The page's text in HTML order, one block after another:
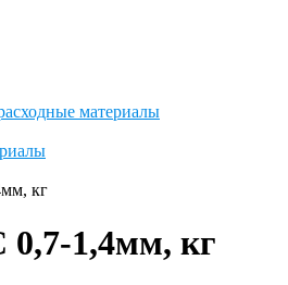
материалы
кг
1,4мм, кг